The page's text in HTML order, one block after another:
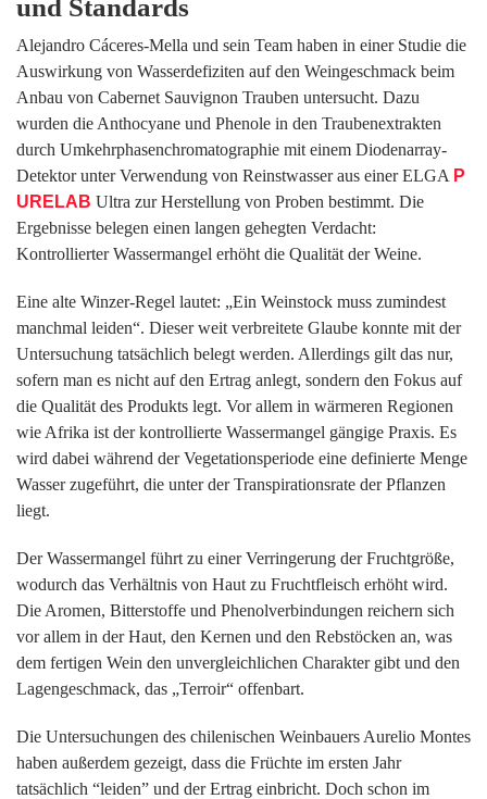
und Standards
Alejandro Cáceres-Mella und sein Team haben in einer Studie die
Auswirkung von Wasserdefiziten auf den Weingeschmack beim
Anbau von Cabernet Sauvignon Trauben untersucht. Dazu
wurden die Anthocyane und Phenole in den Traubenextrakten
durch Umkehrphasenchromatographie mit einem Diodenarray-
Detektor unter Verwendung von Reinstwasser aus einer ELGA P
URELAB Ultra zur Herstellung von Proben bestimmt. Die
Ergebnisse belegen einen langen gehegten Verdacht:
Kontrollierter Wassermangel erhöht die Qualität der Weine.
Eine alte Winzer-Regel lautet: „Ein Weinstock muss zumindest
manchmal leiden“. Dieser weit verbreitete Glaube konnte mit der
Untersuchung tatsächlich belegt werden. Allerdings gilt das nur,
sofern man es nicht auf den Ertrag anlegt, sondern den Fokus auf
die Qualität des Produkts legt. Vor allem in wärmeren Regionen
wie Afrika ist der kontrollierte Wassermangel gängige Praxis. Es
wird dabei während der Vegetationsperiode eine definierte Menge
Wasser zugeführt, die unter der Transpirationsrate der Pflanzen
liegt.
Der Wassermangel führt zu einer Verringerung der Fruchtgröße,
wodurch das Verhältnis von Haut zu Fruchtfleisch erhöht wird.
Die Aromen, Bitterstoffe und Phenolverbindungen reichern sich
vor allem in der Haut, den Kernen und den Rebstöcken an, was
dem fertigen Wein den unvergleichlichen Charakter gibt und den
Lagengeschmack, das „Terroir“ offenbart.
Die Untersuchungen des chilenischen Weinbauers Aurelio Montes
haben außerdem gezeigt, dass die Früchte im ersten Jahr
tatsächlich “leiden” und der Ertrag einbricht. Doch schon im